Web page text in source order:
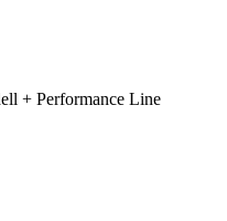
+ Performance Line